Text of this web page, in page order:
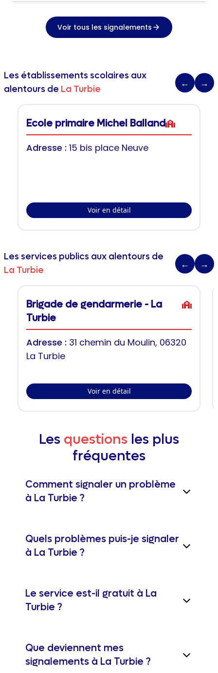
Voir tous les signalements
Les établissements scolaires aux
alentours de La Turbie
← →
Ecole primaire Michel Balland
Adresse : 15 bis place Neuve
Voir en détail
Les services publics aux alentours de
La Turbie
← →
Brigade de gendarmerie - La
Turbie
Adresse : 31 chemin du Moulin, 06320
La Turbie
Voir en détail
Les questions les plus
fréquentes
Comment signaler un problème
à La Turbie ?
Quels problèmes puis-je signaler
à La Turbie ?
Le service est-il gratuit à La
Turbie ?
Que deviennent mes
signalements à La Turbie ?